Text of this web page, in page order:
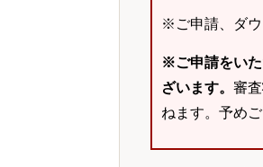
※ご申請、ダウ
※ご申請をいた
ざいます。 審
ねます。予め